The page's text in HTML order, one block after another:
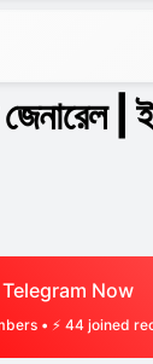
Now
• ⚡ 44 joined